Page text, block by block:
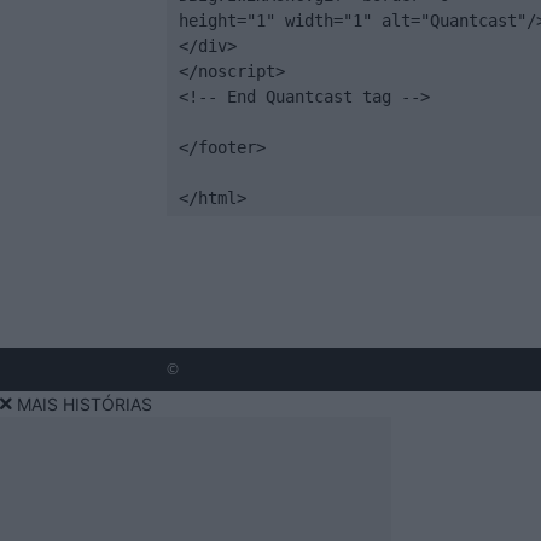
height="1" width="1" alt="Quantcast"/
</div>
</noscript>
<!-- End Quantcast tag -->
</footer>
</html>
©
MAIS HISTÓRIAS